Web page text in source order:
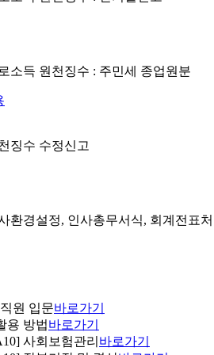
소득 원천징수 : 주민세 종업원분
징수 수정신고
환경설정, 인사총무서식, 회계전표
원 입문바로가기
용 방법바로가기
사회보험관리 바로가기